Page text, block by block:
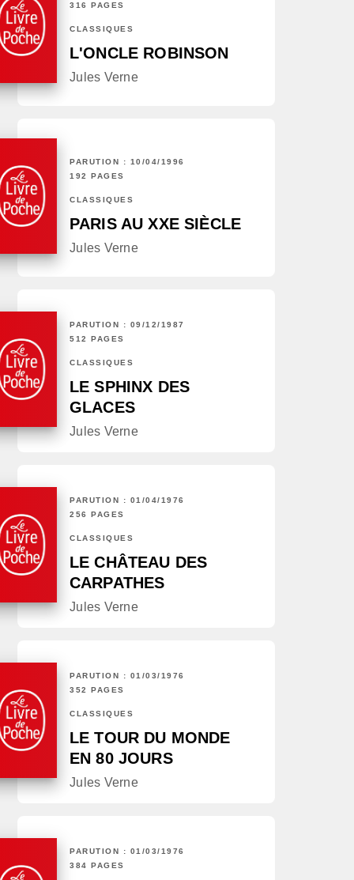
316 PAGES
CLASSIQUES
L'ONCLE ROBINSON
Jules Verne
PARUTION : 10/04/1996
192 PAGES
CLASSIQUES
PARIS AU XXE SIÈCLE
Jules Verne
PARUTION : 09/12/1987
512 PAGES
CLASSIQUES
LE SPHINX DES
GLACES
Jules Verne
PARUTION : 01/04/1976
256 PAGES
CLASSIQUES
LE CHÂTEAU DES
CARPATHES
Jules Verne
PARUTION : 01/03/1976
352 PAGES
CLASSIQUES
LE TOUR DU MONDE
EN 80 JOURS
Jules Verne
PARUTION : 01/03/1976
384 PAGES